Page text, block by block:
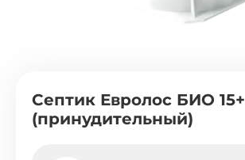
Септик Евролос БИО 15+
(принудительный)